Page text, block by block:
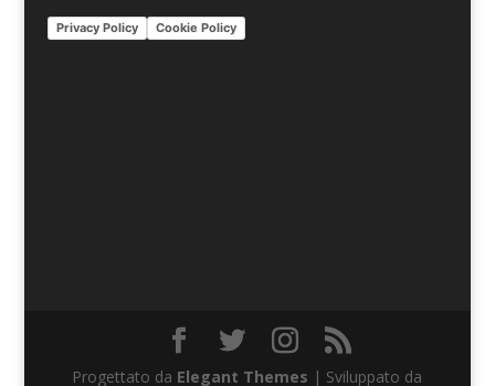
Privacy Policy Cookie Policy
Progettato da Elegant Themes | Sviluppato da